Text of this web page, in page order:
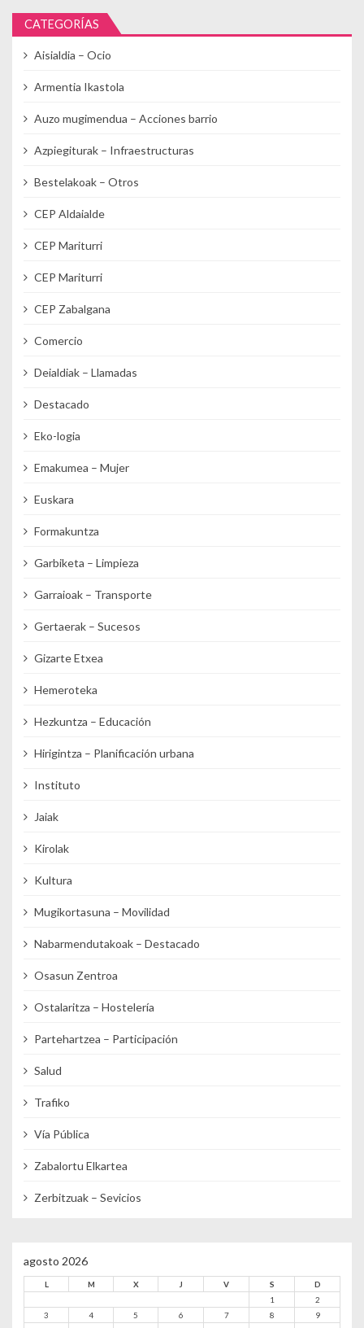
CATEGORÍAS
Aisialdia – Ocio
Armentia Ikastola
Auzo mugimendua – Acciones barrio
Azpiegiturak – Infraestructuras
Bestelakoak – Otros
CEP Aldaialde
CEP Mariturri
CEP Mariturri
CEP Zabalgana
Comercio
Deialdiak – Llamadas
Destacado
Eko-logia
Emakumea – Mujer
Euskara
Formakuntza
Garbiketa – Limpieza
Garraioak – Transporte
Gertaerak – Sucesos
Gizarte Etxea
Hemeroteka
Hezkuntza – Educación
Hirigintza – Planificación urbana
Instituto
Jaiak
Kirolak
Kultura
Mugikortasuna – Movilidad
Nabarmendutakoak – Destacado
Osasun Zentroa
Ostalaritza – Hostelería
Partehartzea – Participación
Salud
Trafiko
Vía Pública
Zabalortu Elkartea
Zerbitzuak – Sevicios
agosto 2026
L M X J V S
D
1
2
3
4 5 6 7 8
9